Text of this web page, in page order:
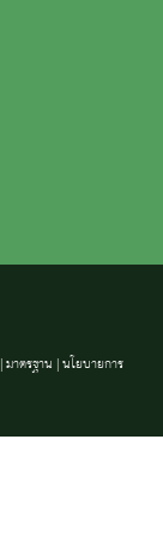
|มาตรฐาน |นโยบายการ